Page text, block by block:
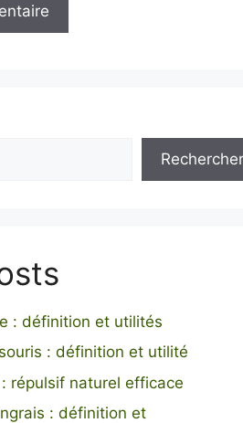
Rechercher
: définition et utilités
: définition et utilité
répulsif naturel efficace
: définition et